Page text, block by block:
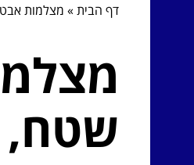
דף הבית» מצלמות
שטח,